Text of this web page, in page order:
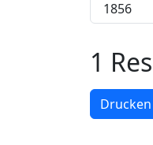
1
Drucken